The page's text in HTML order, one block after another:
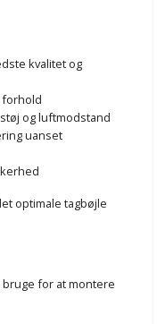
kvalitet og
og luftmodstand
uanset
optimale tagbøjle
for at montere